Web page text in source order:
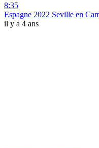
8:35
Espagne 2022 Seville en
il y a 4 ans